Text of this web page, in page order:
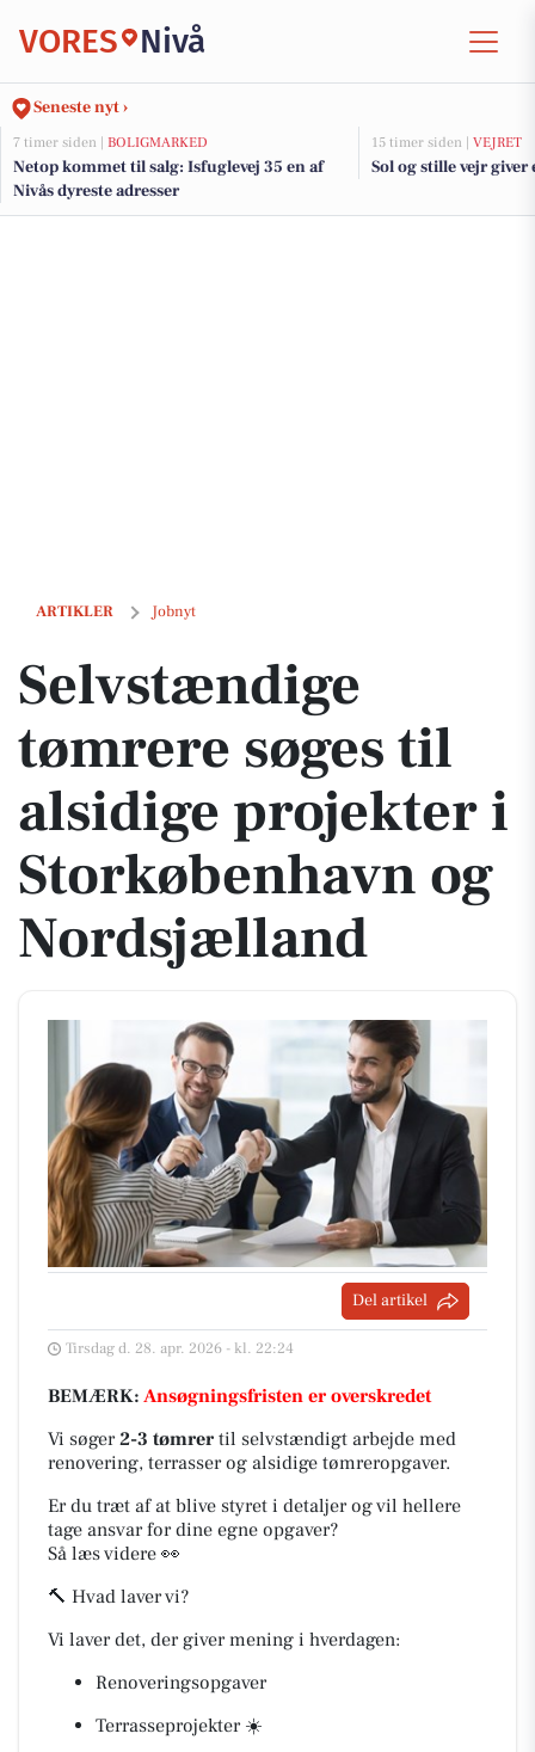
VORES Nivå
Seneste nyt ›
7 timer siden | BOLIGMARKED
Netop kommet til salg: Isfuglevej 35 en af
Nivås dyreste adresser
15 timer siden | VEJRET
Sol og stille vejr giver
ARTIKLER Jobnyt
Selvstændige tømrere søges til alsidige projekter i Storkøbenhavn
Selvstændige
tømrere søges til
alsidige projekter i
Storkøbenhavn og
Nordsjælland
Del artikel
Tirsdag d. 28. apr. 2026 - kl. 22:24
BEMÆRK: Ansøgningsfristen er overskredet
Vi søger2-3 tømrer til selvstændigt arbejde med
renovering, terrasser og alsidige tømreropgaver.
Er du træt af at blive styret i detaljer og vil hellere
tage ansvar for dine egne opgaver?
Så læs videre 👀
🔨 Hvad laver vi?
Vi laver det, der giver mening i hverdagen:
Renoveringsopgaver
Terrasseprojekter ☀️